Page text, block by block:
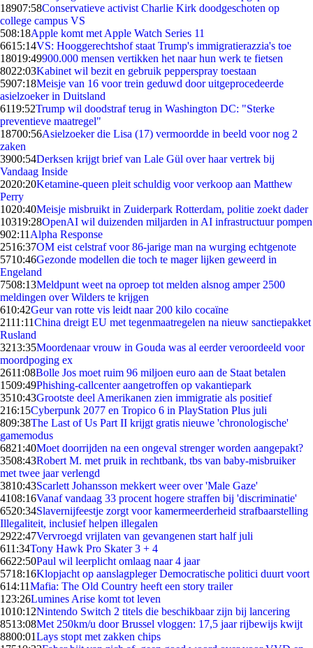
18907:58Conservatieve activist Charlie Kirk doodgeschoten op
college campus VS
508:18Apple komt met Apple Watch Series 11
6615:14VS: Hooggerechtshof staat Trump's immigratierazzia's toe
18019:49900.000 mensen vertikken het naar hun werk te fietsen
8022:03Kabinet wil bezit en gebruik pepperspray toestaan
5907:18Meisje van 16 voor trein geduwd door uitgeprocedeerde
asielzoeker in Duitsland
6119:52Trump wil doodstraf terug in Washington DC: "Sterke
preventieve maatregel"
18700:56Asielzoeker die Lisa (17) vermoordde in beeld voor nog 2
zaken
3900:54Derksen krijgt brief van Lale Gül over haar vertrek bij
Vandaag Inside
2020:20Ketamine-queen pleit schuldig voor verkoop aan Matthew
Perry
1020:40Meisje misbruikt in Zuiderpark Rotterdam, politie zoekt dader
10319:28OpenAI wil duizenden miljarden in AI infrastructuur pompen
902:11 Alpha Response
2516:37OM eist celstraf voor 86-jarige man na wurging echtgenote
5710:46Gezonde modellen die toch te mager lijken geweerd in
Engeland
7508:13Meldpunt weet na oproep tot melden alsnog amper 2500
meldingen over Wilders te krijgen
610:42Geur van rotte vis leidt naar 200 kilo cocaïne
2111:11China dreigt EU met tegenmaatregelen na nieuw sanctiepakket
Rusland
3213:35Moordenaar vrouw in Gouda was al eerder veroordeeld voor
moordpoging ex
2611:08Bolle Jos moet ruim 96 miljoen euro aan de Staat betalen
1509:49Phishing-callcenter aangetroffen op vakantiepark
3510:43Grootste deel Amerikanen zien immigratie als positief
216:15Cyberpunk 2077 en Tropico 6 in PlayStation Plus juli
809:38The Last of Us Part II krijgt gratis nieuwe 'chronologische'
gamemodus
6821:40Moet doorrijden na een ongeval strenger worden aangepakt?
3508:43Robert M. met pruik in rechtbank, tbs van baby-misbruiker
met twee jaar verlengd
3810:43Scarlett Johansson mekkert weer over 'Male Gaze'
4108:16Vanaf vandaag 33 procent hogere straffen bij 'discriminatie'
6520:34Slavernijfeestje zorgt voor kamermeerderheid strafbaarstelling
Illegaliteit, inclusief helpen illegalen
2922:47Vervroegd vrijlaten van gevangenen start half juli
611:34Tony Hawk Pro Skater 3 + 4
6622:50Paul wil leerplicht omlaag naar 4 jaar
5718:16Klopjacht op aanslagpleger Democratische politici duurt voort
614:11Mafia: The Old Country heeft een story trailer
1 23:26Lumines Arise komt tot leven
1010:12Nintendo Switch 2 titels die beschikbaar zijn bij lancering
8513:08Met 250km/u door Brussel vloggen: 17,5 jaar rijbewijs kwijt
8800:01Lays stopt met zakken chips